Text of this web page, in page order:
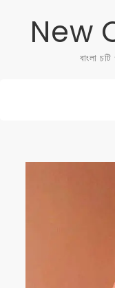
New
বাংলা